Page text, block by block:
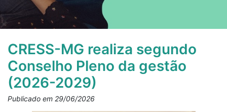
CRESS-MG realiza segundo
Conselho Pleno da gestão
(2026-2029)
Publicado em 29/06/2026